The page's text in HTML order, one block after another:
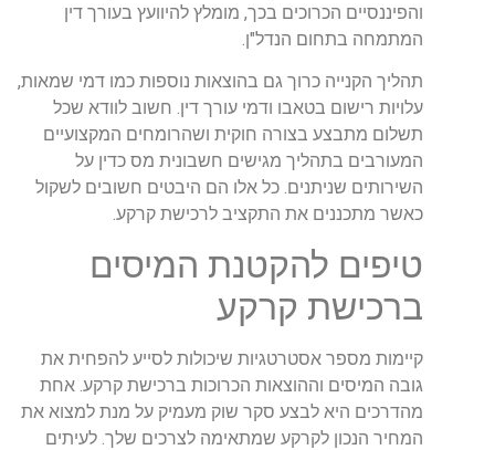
והפיננסיים הכרוכים בכך, מומלץ להיוועץ בעורך דין
המתמחה בתחום הנדל"ן.
תהליך הקנייה כרוך גם בהוצאות נוספות כמו דמי שמאות,
עלויות רישום בטאבו ודמי עורך דין. חשוב לוודא שכל
תשלום מתבצע בצורה חוקית ושהרומחים המקצועיים
המעורבים בתהליך מגישים חשבונית מס כדין על
השירותים שניתנים. כל אלו הם היבטים חשובים לשקול
כאשר מתכננים את התקציב לרכישת קרקע.
טיפים להקטנת המיסים
ברכישת קרקע
קיימות מספר אסטרטגיות שיכולות לסייע להפחית את
גובה המיסים וההוצאות הכרוכות ברכישת קרקע. אחת
מהדרכים היא לבצע סקר שוק מעמיק על מנת למצוא את
המחיר הנכון לקרקע שמתאימה לצרכים שלך. לעיתים